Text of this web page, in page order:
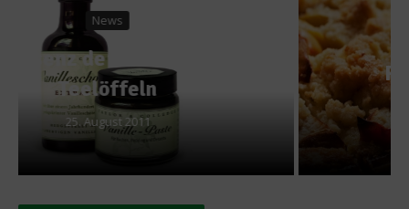
Rezept: Apfelkuchen
5. Oktober 2014